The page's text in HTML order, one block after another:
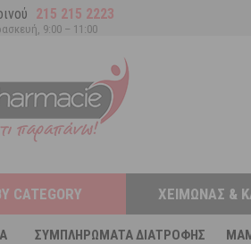
215 215 2223
9:00 – 11:00
CATEGORY
ΣΥΜΠΛΗΡΏΜΑΤΑ ΔΙΑΤΡΟΦΉΣ
ΧΕΙΜΏΝΑΣ &